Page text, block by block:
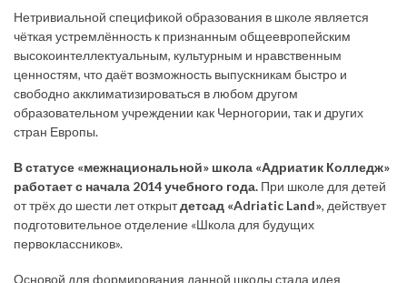
Нетривиальной спецификой образования в школе является
чёткая устремлённость к признанным общеевропейским
высокоинтеллектуальным, культурным и нравственным
ценностям, что даёт возможность выпускникам быстро и
свободно акклиматизироваться в любом другом
образовательном учреждении как Черногории, так и других
стран Европы.
В статусе «межнациональной» школа «Адриатик Колледж»
работает с начала 2014 учебного года. При школе для детей
от трёх до шести лет открытдетсад «Adriatic Land», действует
подготовительное отделение «Школа для будущих
первоклассников».
Основой для формирования данной школы стала идея